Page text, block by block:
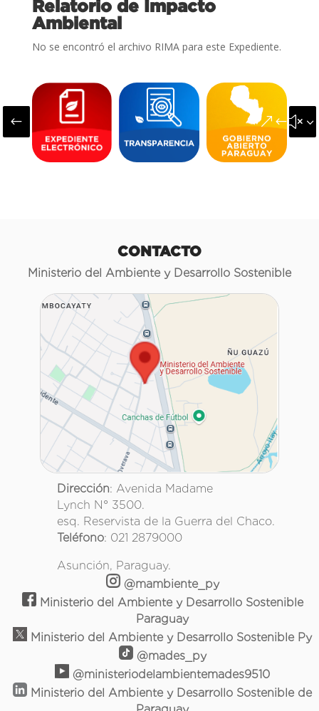
Relatorio de Impacto
Ambiental
No se encontró el archivo RIMA para este Expediente.
#
CONTACTO
Ministerio del Ambiente y Desarrollo Sostenible
Dirección: Avenida Madame
Lynch N° 3500.
esq. Reservista de la Guerra del Chaco.
Teléfono: 021 2879000
Asunción, Paraguay.
@mambiente_py
Ministerio del Ambiente y Desarrollo Sostenible
Paraguay
Ministerio del Ambiente y Desarrollo Sostenible Py
@mades_py
@ministeriodelambientemades9510
Ministerio del Ambiente y Desarrollo Sostenible de